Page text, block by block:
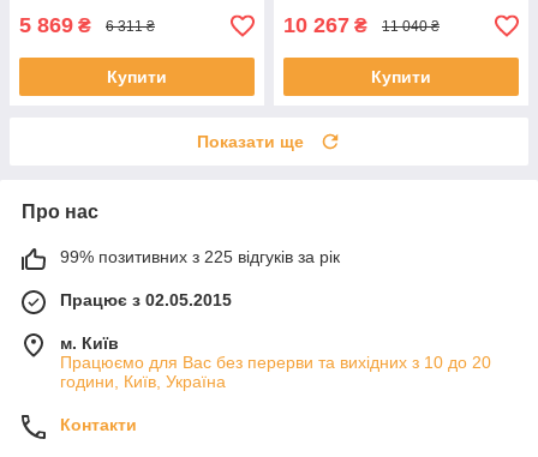
5 869 ₴ 6 311 ₴
Купити
10 267 ₴ 11 040 ₴
Купити
Показати ще
Про нас
99% позитивних з 225 відгуків за рік
Працює з 02.05.2015
м. Київ
Працюємо для Вас без перерви та вихідних з 10 до 20
години, Київ, Україна
Контакти